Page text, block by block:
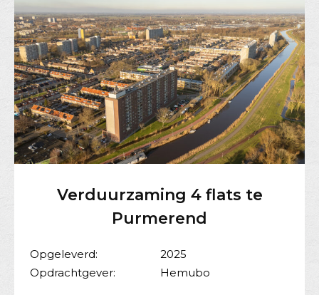
Verduurzaming 4 flats te
Purmerend
Opgeleverd:
2025
Opdrachtgever:
Hemubo